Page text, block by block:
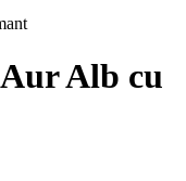
Alb cu